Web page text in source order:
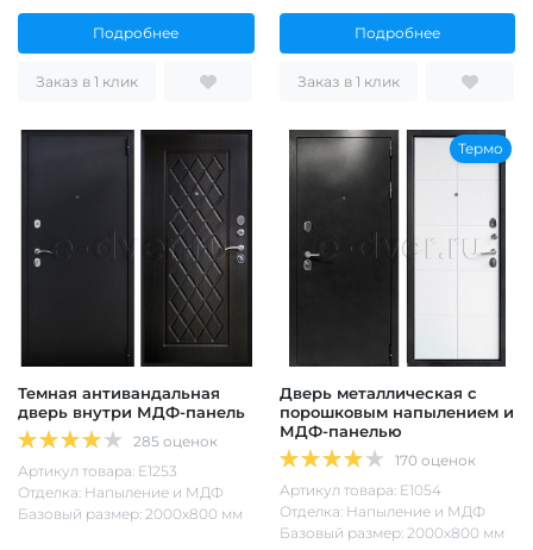
Подробнее
Заказ в 1 клик
Подробнее
Заказ в 1 клик
Темная антивандальная
дверь внутри МДФ-панель
285 оценок
Артикул товара: Е1253
Отделка: Напыление и МДФ
Базовый размер: 2000х800 мм
Термо
Дверь металлическая с
порошковым напылением и
МДФ-панелью
170 оценок
Артикул товара: Е1054
Отделка: Напыление и МДФ
Базовый размер: 2000х800 мм